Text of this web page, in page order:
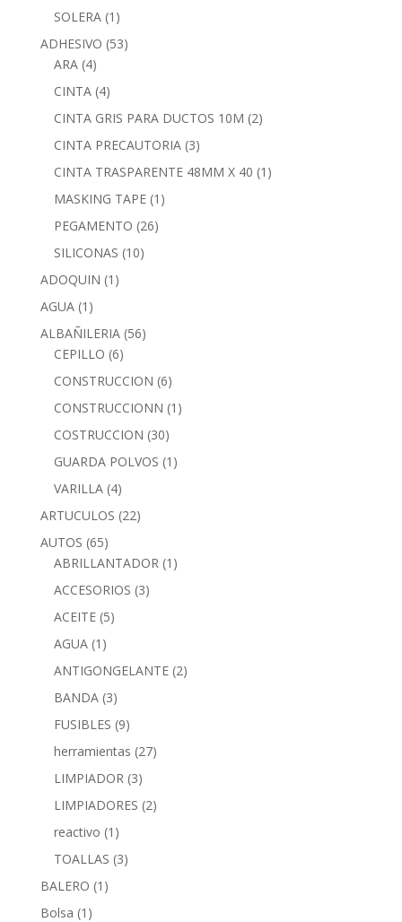
SOLERA (1)
ADHESIVO (53)
ARA (4)
CINTA (4)
CINTA GRIS PARA DUCTOS 10M (2)
CINTA PRECAUTORIA (3)
CINTA TRASPARENTE 48MM X 40 (1)
MASKING TAPE (1)
PEGAMENTO (26)
SILICONAS (10)
ADOQUIN (1)
AGUA (1)
ALBAÑILERIA (56)
CEPILLO (6)
CONSTRUCCION (6)
CONSTRUCCIONN (1)
COSTRUCCION (30)
GUARDA POLVOS (1)
VARILLA (4)
ARTUCULOS (22)
AUTOS (65)
ABRILLANTADOR (1)
ACCESORIOS (3)
ACEITE (5)
AGUA (1)
ANTIGONGELANTE (2)
BANDA (3)
FUSIBLES (9)
herramientas (27)
LIMPIADOR (3)
LIMPIADORES (2)
reactivo (1)
TOALLAS (3)
BALERO (1)
Bolsa (1)